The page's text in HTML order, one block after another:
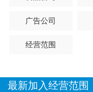
广告公司
经营范围
最新加入经营范围